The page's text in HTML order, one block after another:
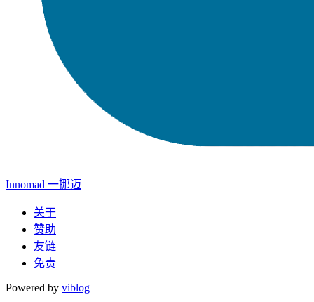
Innomad 一挪迈
关于
赞助
友链
免责
Powered by viblog